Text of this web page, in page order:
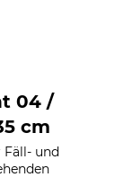
04 /
cm
Fäll- und